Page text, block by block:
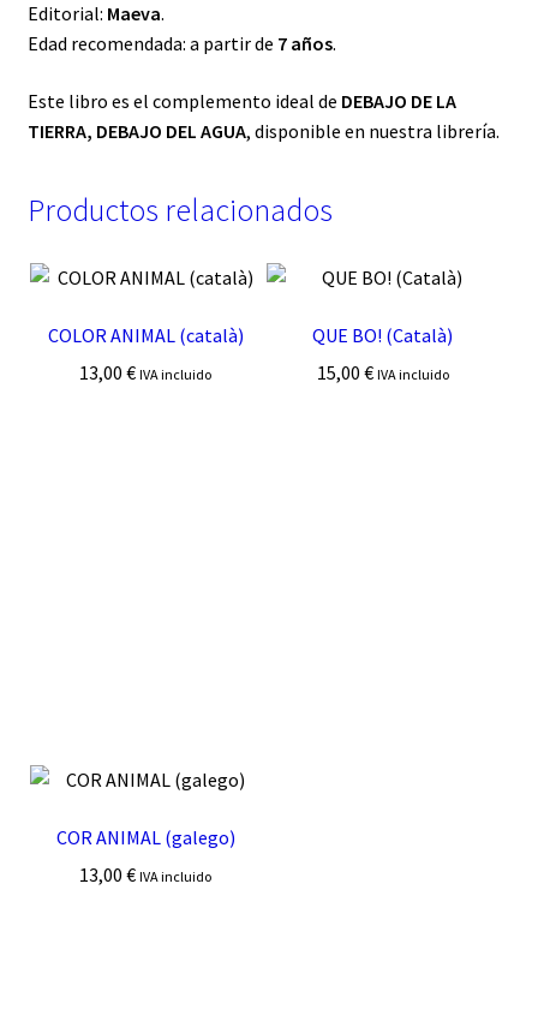
Editorial: Maeva.
Edad recomendada: a partir de 7 años.
Este libro es el complemento ideal de DEBAJO DE LA
TIERRA, DEBAJO DEL AGUA, disponible en nuestra librería.
Productos relacionados
COLOR ANIMAL (català)
13,00€ IVA incluido
QUE BO! (Català)
15,00 € IVA incluido
COR ANIMAL (galego)
13,00€ IVA incluido